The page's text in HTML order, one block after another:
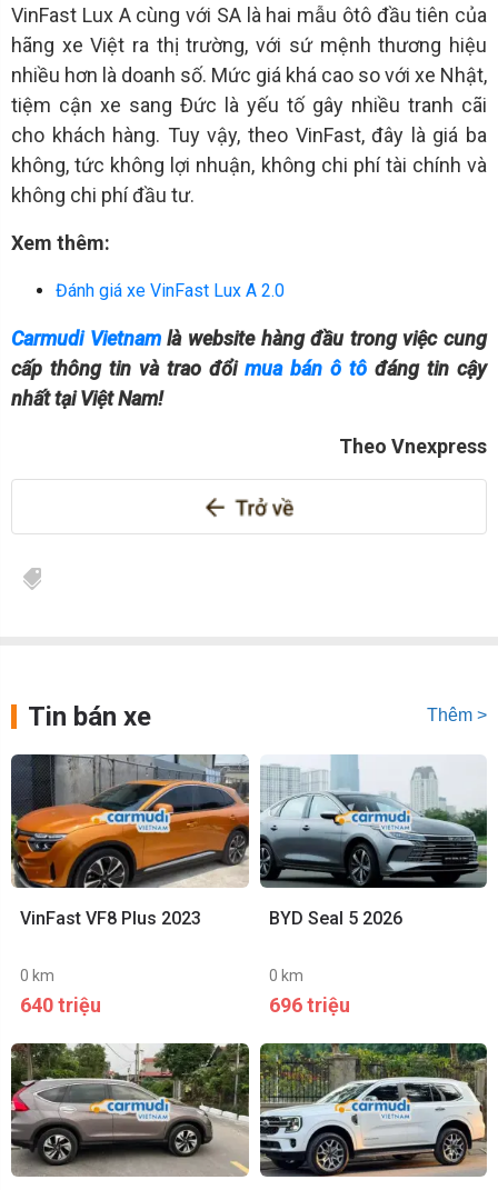
VinFast Lux A cùng với SA là hai mẫu ôtô đầu tiên của
hãng xe Việt ra thị trường, với sứ mệnh thương hiệu
nhiều hơn là doanh số. Mức giá khá cao so với xe Nhật,
tiệm cận xe sang Đức là yếu tố gây nhiều tranh cãi
cho khách hàng. Tuy vậy, theo VinFast, đây là giá ba
không, tức không lợi nhuận, không chi phí tài chính và
không chi phí đầu tư.
Xem thêm:
Đánh giá xe VinFast Lux A 2.0
Carmudi Vietnamlà website hàng đầu trong việc cung
cấp thông tin và trao đổi mua bán ô tô đáng tin cậy
nhất tại Việt Nam!
Theo Vnexpress
Tin bán xe Thêm >
VinFast VF8 Plus 2023
0 km
640 triệu
BYD Seal 5 2026
0 km
696 triệu